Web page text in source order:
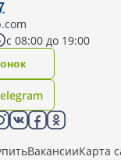
с 08:00 до 19:00
ВакансииКарта